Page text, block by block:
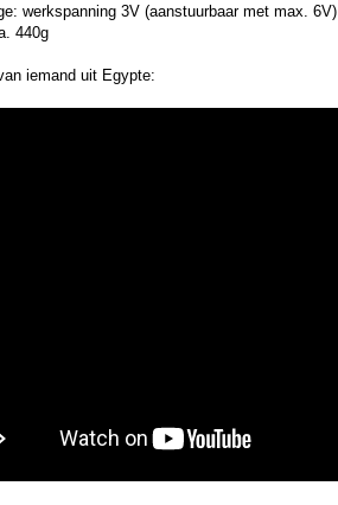
werkspanning 3V (aanstuurbaar met max. 6V)
440g
iemand uit Egypte: